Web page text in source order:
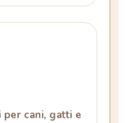
cani, gatti e